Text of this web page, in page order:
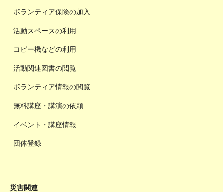
ボランティア保険の加入
活動スペースの利用
コピー機などの利用
活動関連図書の閲覧
ボランティア情報の閲覧
無料講座・講演の依頼
イベント・講座情報
団体登録
災害関連